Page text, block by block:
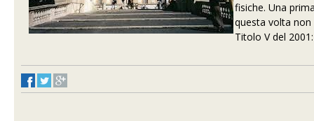
fisiche. Una
questa volta
Titolo V del